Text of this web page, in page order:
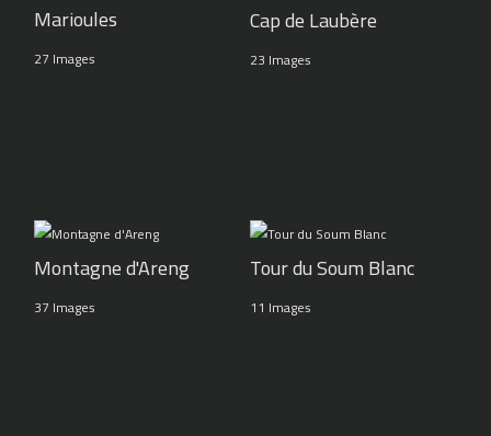
Marioules
27 Images
Cap de Laubère
23 Images
Montagne d'Areng
37 Images
Tour du Soum Blanc
11 Images